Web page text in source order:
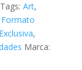
Tags: Art,
,
Marca: